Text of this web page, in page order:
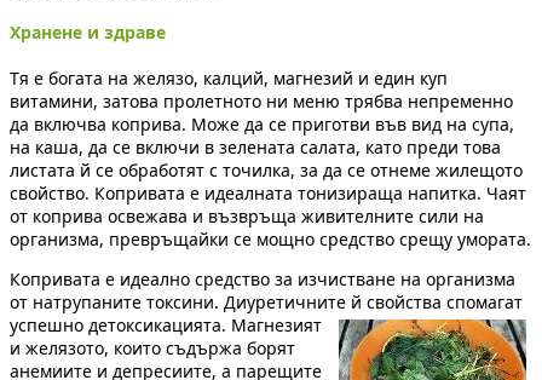
Хранене и здраве
Тя е богата на желязо, калций, магнезий и един куп
витамини, затова пролетното ни меню трябва непременно
да включва коприва. Може да се приготви във вид на супа,
на каша, да се включи в зелената салата, като преди това
листата й се обработят с точилка, за да се отнеме жилещото
свойство. Копривата е идеалната тонизираща напитка. Чаят
от коприва освежава и възвръща живителните сили на
организма, превръщайки се мощно средство срещу умората.
Копривата е идеално средство за изчистване на организма
от натрупаните токсини. Диуретичните й свойства спомагат
успешно детоксикацията. Магнезият
и желязото, които съдържа борят
анемиите и депресиите, а парещите